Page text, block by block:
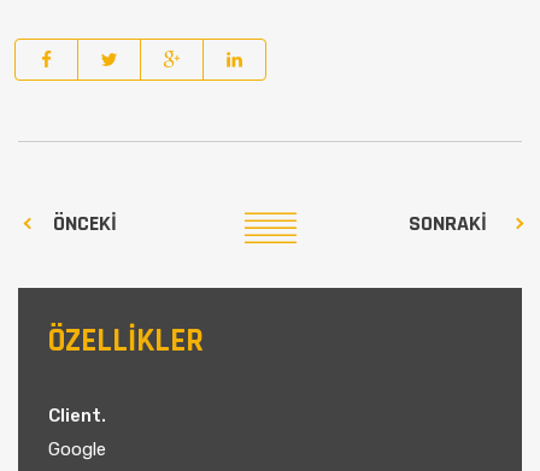
ÖNCEKI SONRAKI
ÖZELLİKLER
Client.
Google